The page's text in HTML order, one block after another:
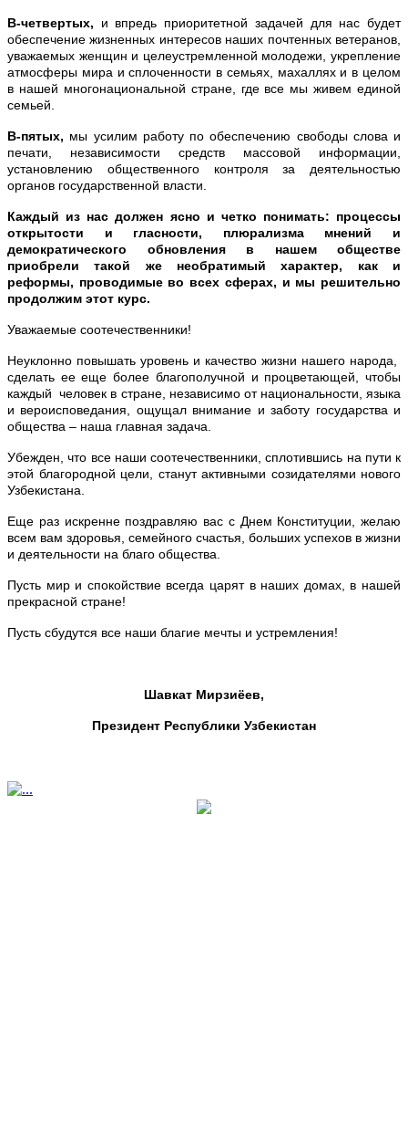
В-четвертых, и впредь приоритетной задачей для нас будет
обеспечение жизненных интересов наших почтенных ветеранов,
уважаемых женщин и целеустремленной молодежи, укрепление
атмосферы мира и сплоченности в семьях, махаллях и в целом
в нашей многонациональной стране, где все мы живем единой
семьей.
В-пятых, мы усилим работу по обеспечению свободы слова и
печати, независимости средств массовой информации,
установлению общественного контроля за деятельностью
органов государственной власти.
Каждый из нас должен ясно и четко понимать: процессы
открытости и гласности, плюрализма мнений и
демократического обновления в нашем обществе
приобрели такой же необратимый характер, как и
реформы, проводимые во всех сферах, и мы решительно
продолжим этот курс.
Уважаемые соотечественники!
Неуклонно повышать уровень и качество жизни нашего народа,
сделать ее еще более благополучной и процветающей, чтобы
каждый человек в стране, независимо от национальности, языка
и вероисповедания, ощущал внимание и заботу государства и
общества – наша главная задача.
Убежден, что все наши соотечественники, сплотившись на пути к
этой благородной цели, станут активными созидателями нового
Узбекистана.
Еще раз искренне поздравляю вас с Днем Конституции, желаю
всем вам здоровья, семейного счастья, больших успехов в жизни
и деятельности на благо общества.
Пусть мир и спокойствие всегда царят в наших домах, в нашей
прекрасной стране!
Пусть сбудутся все наши благие мечты и устремления!
Шавкат Мирзиёев,
Президент Республики Узбекистан